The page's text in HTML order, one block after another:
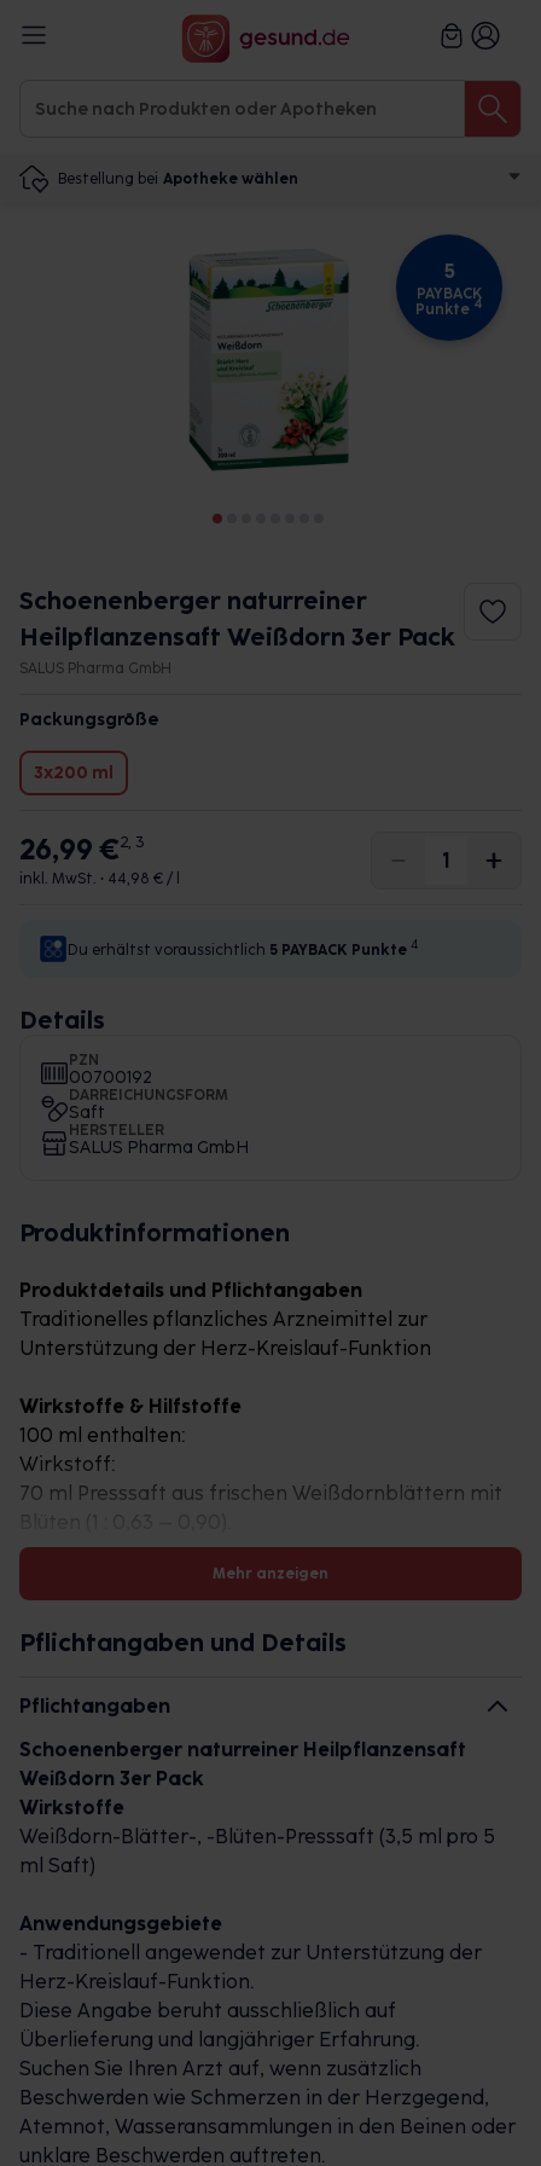
Bestellung bei Apotheke wählen
5
PAYBACK
Punkte 4
Schoenenberger naturreiner
Heilpflanzensaft Weißdorn 3er Pack
SALUS Pharma GmbH
Packungsgröße
3x200 ml
26,99 €2, 3
inkl. MwSt. • 44,98 € / l
Du erhältst voraussichtlich 5 PAYBACK Punkte 4
Details
PZN
00700192
DARREICHUNGSFORM
Saft
HERSTELLER
SALUS Pharma GmbH
Produktinformationen
Produktdetails und Pflichtangaben
Traditionelles pflanzliches Arzneimittel zur
Unterstützung der Herz-Kreislauf-Funktion
Wirkstoffe & Hilfstoffe
100 ml enthalten:
Wirkstoff:
70 ml Presssaft aus frischen Weißdornblättern mit
Weitere Produktinformationen
lang. Gerät es aus dem Takt, fühlen wir uns unwohl.
Kreislauf Beschwerden, wie sie zum Beispiel bei
können, kann der Weißdorn wirksam Abhilfe
schaffen. Seine Inhaltsstoffe fördern die
Durchblutung des Herzmuskels, weiten die
Herzgefäße und senken so natürlich den Blutdruck -
die Herzleistung wird verbessert. Damit ist der
Herz-Kreislauf-Funktion sowie zur Linderung
nervöser Herzbeschwerden.
Die Wirkkraft von Schoenenberger Weißdornsaft
auf einen Blick:
Zur Unterstützung der Herz-Kreislauf-Funktion
Erhöht die Durchblutung des Herzmuskels
Bewährt bei Sommerhitze und Stress
Beugt dem sogenannten „Altersherz“ vor
Mehr anzeigen
Pflichtangaben und Details
Pflichtangaben
Schoenenberger naturreiner Heilpflanzensaft
Weißdorn 3er Pack
Wirkstoffe
Weißdorn-Blätter-, -Blüten-Presssaft (3,5 ml pro 5
ml Saft)
Anwendungsgebiete
- Traditionell angewendet zur Unterstützung der
Herz-Kreislauf-Funktion.
Diese Angabe beruht ausschließlich auf
Überlieferung und langjähriger Erfahrung.
Suchen Sie Ihren Arzt auf, wenn zusätzlich
Beschwerden wie Schmerzen in der Herzgegend,
Atemnot, Wasseransammlungen in den Beinen oder
unklare Beschwerden auftreten.